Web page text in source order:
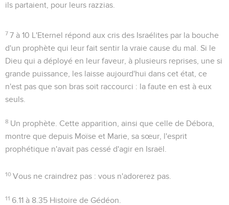
ils partaient, pour leurs razzias.
7 7 à 10 L'Eternel répond aux cris des Israélites par la bouche
d'un prophète qui leur fait sentir la vraie cause du mal. Si le
Dieu qui a déployé en leur faveur, à plusieurs reprises, une si
grande puissance, les laisse aujourd'hui dans cet état, ce
n'est pas que son bras soit raccourci : la faute en est à eux
seuls.
8 Un prophète . Cette apparition, ainsi que celle de Débora,
montre que depuis Moïse et Marie, sa sœur, l'esprit
prophétique n'avait pas cessé d'agir en Israël.
10 Vous ne craindrez pas : vous n'adorerez pas.
11 6.11 à 8.35 Histoire de Gédéon.